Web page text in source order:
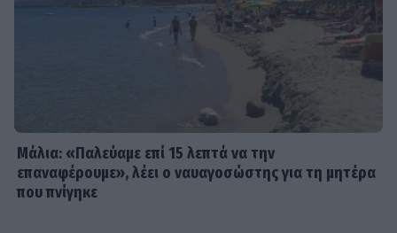
την πέτυχε στο πρόσωπο
νάζι στις τροπικές παραλίες των
Μπόρα Μπόρα
Μάλια: «Παλεύαμε επί 15 λεπτά να την
επαναφέρουμε», λέει ο ναυαγοσώστης για τη μητέρα
που πνίγηκε